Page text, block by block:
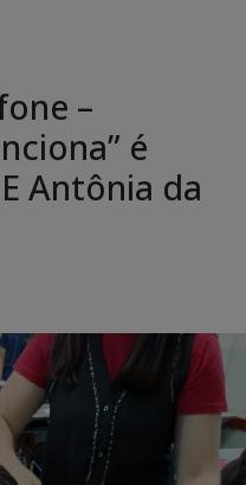
–
é
Antônia da